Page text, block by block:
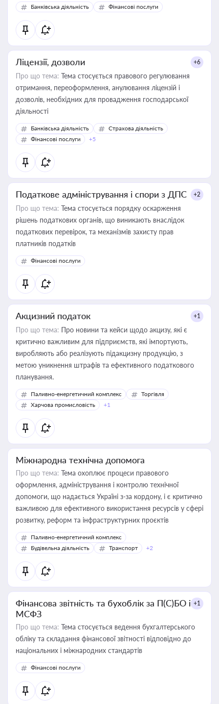
Банківська діяльність Фінансові послуги
Ліцензії, дозволи +6
Про що тема: Тема стосується правового регулювання
отримання, переоформлення, анулювання ліцензій і
дозволів, необхідних для провадження господарської
діяльності
Банківська діяльність
Страхова діяльність
Фінансові послуги
+5
Податкове адміністрування і спори з ДПС +2
Про що тема: Тема стосується порядку оскарження
рішень податкових органів, що виникають внаслідок
податкових перевірок, та механізмів захисту прав
платників податків
Фінансові послуги
Акцизний податок +1
Про що тема: Про новини та кейси щодо акцизу, які є
критично важливим для підприємств, які імпортують,
виробляють або реалізують підакцизну продукцію, з
метою уникнення штрафів та ефективного податкового
планування.
Паливно-енергетичний комплекс
Торгівля
Харчова промисловість
+1
Міжнародна технічна допомога
Про що тема: Тема охоплює процеси правового
оформлення, адміністрування і контролю технічної
допомоги, що надається Україні з-за кордону, і є критично
важливою для ефективного використання ресурсів у сфері
розвитку, реформ та інфраструктурних проєктів
Паливно-енергетичний комплекс
Будівельна діяльність
Транспорт +2
Фінансова звітність та бухоблік за П(С)БО і
МСФЗ
+1
Про що тема: Тема стосується ведення бухгалтерського
обліку та складання фінансової звітності відповідно до
національних і міжнародних стандартів
Фінансові послуги